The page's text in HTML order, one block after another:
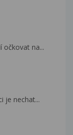
očkovat na...
je nechat...